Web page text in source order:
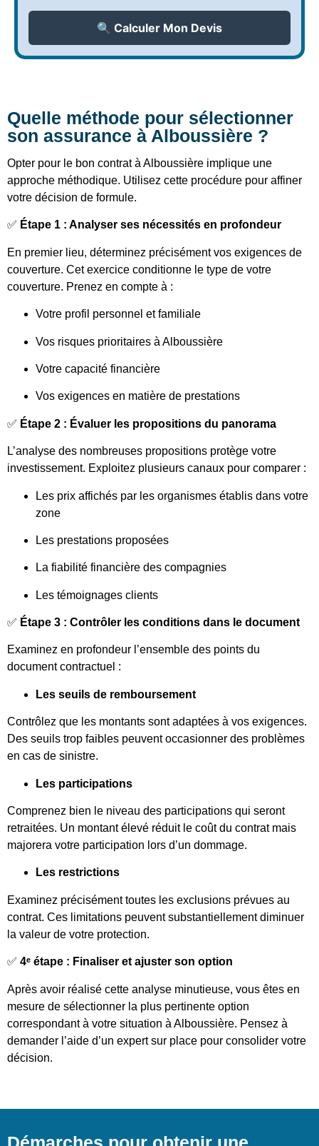
🔍 Calculer Mon Devis
Quelle méthode pour sélectionner
son assurance à Alboussière ?
Opter pour le bon contrat à Alboussière implique une
approche méthodique. Utilisez cette procédure pour affiner
votre décision de formule.
✅ Étape 1 : Analyser ses nécessités en profondeur
En premier lieu, déterminez précisément vos exigences de
couverture. Cet exercice conditionne le type de votre
couverture. Prenez en compte à :
Votre profil personnel et familiale
Vos risques prioritaires à Alboussière
Votre capacité financière
Vos exigences en matière de prestations
✅ Étape 2 : Évaluer les propositions du panorama
L’analyse des nombreuses propositions protège votre
investissement. Exploitez plusieurs canaux pour comparer :
Les prix affichés par les organismes établis dans votre
zone
Les prestations proposées
La fiabilité financière des compagnies
Les témoignages clients
✅ Étape 3 : Contrôler les conditions dans le document
Examinez en profondeur l’ensemble des points du
document contractuel :
Les seuils de remboursement
Contrôlez que les montants sont adaptées à vos exigences.
Des seuils trop faibles peuvent occasionner des problèmes
en cas de sinistre.
Les participations
Comprenez bien le niveau des participations qui seront
retraitées. Un montant élevé réduit le coût du contrat mais
majorera votre participation lors d’un dommage.
Les restrictions
Examinez précisément toutes les exclusions prévues au
contrat. Ces limitations peuvent substantiellement diminuer
la valeur de votre protection.
✅ 4ᵉ étape : Finaliser et ajuster son option
Après avoir réalisé cette analyse minutieuse, vous êtes en
mesure de sélectionner la plus pertinente option
correspondant à votre situation à Alboussière. Pensez à
demander l’aide d’un expert sur place pour consolider votre
décision.